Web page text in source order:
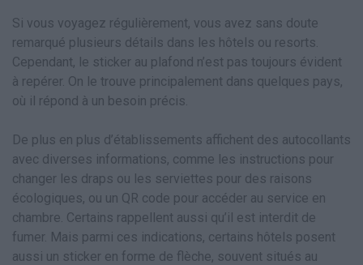
Si vous voyagez régulièrement, vous avez sans doute
remarqué plusieurs détails dans les hôtels ou resorts.
Cependant, le sticker au plafond n’est pas toujours évident
à repérer. On le trouve principalement dans quelques pays,
où il répond à un besoin précis.
De plus en plus d’établissements affichent des autocollants
avec diverses informations, comme les instructions pour
changer les draps ou les serviettes pour des raisons
écologiques, ou un QR code pour accéder au service en
chambre. Certains rappellent aussi qu’il est interdit de
fumer. Mais parmi ces indications, certains hôtels posent
aussi un sticker en forme de flèche, souvent situés au